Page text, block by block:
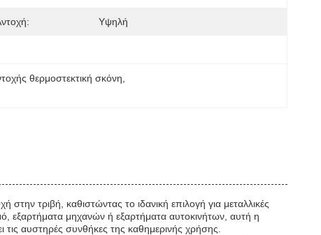
Υψηλή
θερμοστεκτική σκόνη
τριβή, καθιστώντας το ιδανική επιλογή για μεταλλικές
εξαρτήματα μηχανών ή εξαρτήματα αυτοκινήτων, αυτή η
τις αυστηρές συνθήκες της καθημερινής χρήσης.